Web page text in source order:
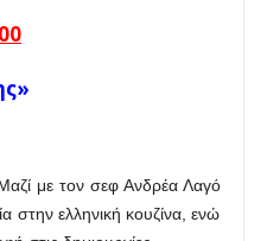
με τον σεφ Ανδρέα Λαγό
στην ελληνική κουζίνα, ενώ